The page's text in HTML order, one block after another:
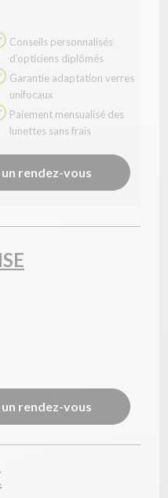
d'opticiens diplômés
unifocaux
lunettes sans frais
rendez-vous
rendez-vous